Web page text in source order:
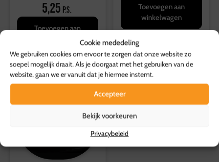
Cookie mededeling
We gebruiken cookies om ervoor te zorgen dat onze website zo
soepel mogelijk draait. Als je doorgaat met het gebruiken van de
website, gaan we er vanuit dat je hiermee instemt.
Accepteer
Bekijk voorkeuren
Privacybeleid
5,25 p.s.
Toevoegen aan
Toevoegen aan
winkelwagen